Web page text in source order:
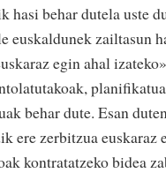
hasi behar dutela uste
euskaldunek zailtasun
egin ahal
behar dute. Esan
ere zerbitzua euskaraz
kontratatzeko bidea